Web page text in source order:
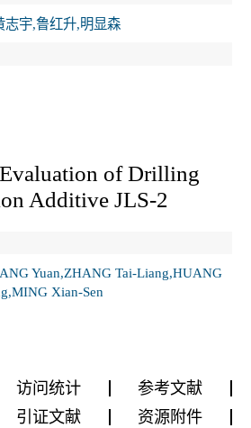
志宇,鲁红升,明显森
of Drilling
Additive JLS-2
Yuan,ZHANG Tai-Liang,HUANG
Xian-Sen
访问统计
参考文献
引证文献 资源附件